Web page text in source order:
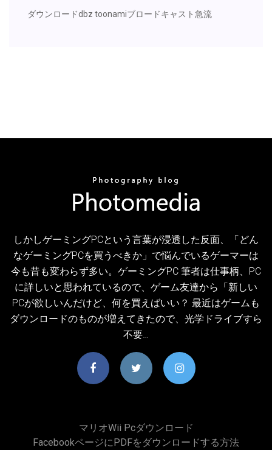
ダウンロードdbz toonamiブロードキャスト急流
しかしゲーミングPCという言葉が浸透した反面、「どん
なゲーミングPCを買うべきか」で悩んでいるゲーマーは
今も昔も変わらず多い。ゲーミングPC 筆者は仕事柄、PC
に詳しいと思われているので、ゲーム友達から「新しい
PCが欲しいんだけど、何を買えばいい？ 最近はゲームも
ダウンロードのものが増えてきたので、光学ドライブすら
不要…
マリオwii Pcダウンロード
FacebookページにPDFをダウンロードする方法